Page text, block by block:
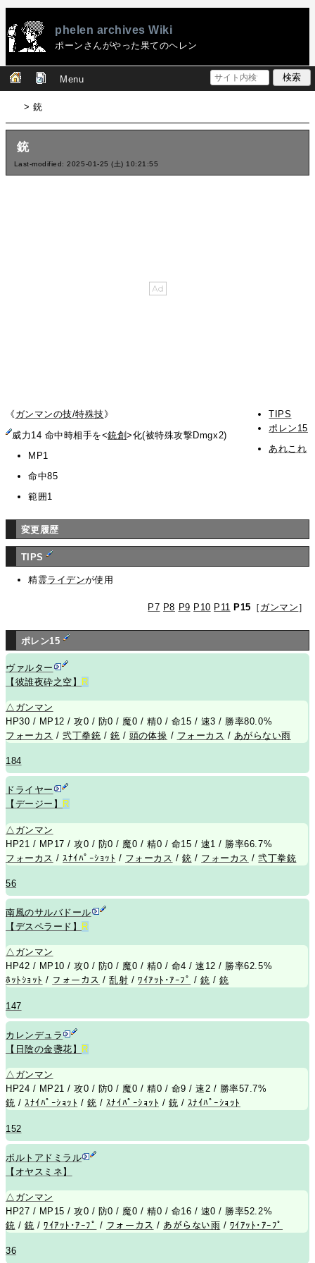
phelen archives Wiki
ポーンさんがやった果てのヘレン
Menu
> 銃
銃
Last-modified: 2025-01-25 (土) 10:21:55
《 ガンマンの技/特殊技》
威力14 命中時相手を<銃創>化(被特殊攻撃Dmgx2)
MP1
命中85
範囲1
TIPS
ポレン15
あれこれ
変更履歴
TIPS
精霊ライデンが使用
P7 P8 P9 P10 P11 P15 ［ ガンマン ］
ポレン15
ヴァルター
【彼誰夜砕之空】 R
△ ガンマン
HP30 / MP12 / 攻0 / 防0 / 魔0 / 精0 / 命15 / 速3 / 勝率80.0%
フォーカス /弐丁拳銃 / 銃 / 頭の体操 / フォーカス / あがらない雨
184
ドライヤー
【デージー】
R
△ ガンマン
HP21 / MP17 / 攻0 / 防0 / 魔0 / 精0 / 命15 / 速1 / 勝率66.7%
フォーカス / ｽﾅｲﾊﾟｰｼｮｯﾄ / フォーカス /銃 / フォーカス /弐丁拳銃
56
南風のサルバドール
【デスペラード】
R
△ ガンマン
HP42 / MP10 / 攻0 / 防0 / 魔0 / 精0 / 命4 / 速12 / 勝率62.5%
ﾎｯﾄｼｮｯﾄ / フォーカス /乱射 / ﾜｲｱｯﾄ･ｱｰﾌﾟ / 銃 / 銃
147
カレンデュラ
【日陰の金盞花】
R
△ ガンマン
HP24 / MP21 / 攻0 / 防0 / 魔0 / 精0 / 命9 / 速2 / 勝率57.7%
銃 /ｽﾅｲﾊﾟｰｼｮｯﾄ / 銃 / ｽﾅｲﾊﾟｰｼｮｯﾄ / 銃 / ｽﾅｲﾊﾟｰｼｮｯﾄ
152
ボルトアドミラル
【オヤスミネ】
△ ガンマン
HP27 / MP15 / 攻0 / 防0 / 魔0 / 精0 / 命16 / 速0 / 勝率52.2%
銃 /銃 /ﾜｲｱｯﾄ･ｱｰﾌﾟ / フォーカス / あがらない雨 / ﾜｲｱｯﾄ･ｱｰﾌﾟ
36